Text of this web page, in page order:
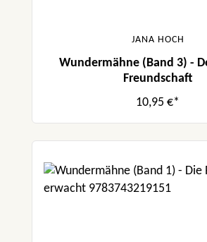
JANA HOCH
Wundermähne (Band 3) -
Freundschaft
10,95 €*